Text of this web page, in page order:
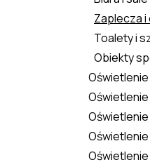
Zaplecza
Toalety i
Obiekty
Oświetlenie